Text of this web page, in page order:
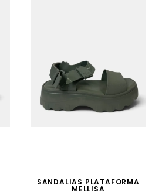
SANDALIAS PLATAFORMA
MELLISA